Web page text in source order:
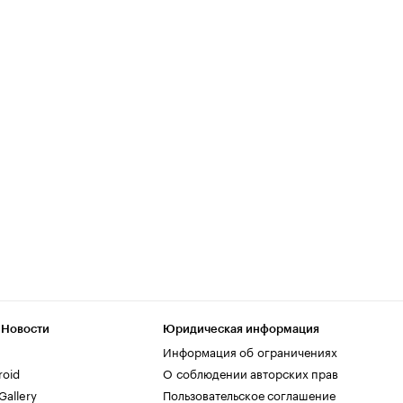
Юридическая информация
Информация об ограничениях
О соблюдении авторских прав
Пользовательское соглашение